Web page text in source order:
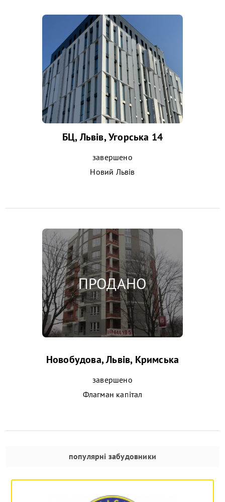
БЦ, Львів, Угорська 14
завершено
Новий Львів
Новобудова, Львів, Кримська
завершено
Флагман капітал
популярні забудовники